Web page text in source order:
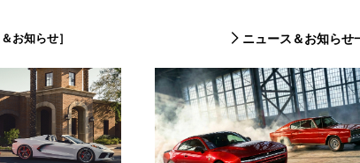
お知らせ］ ニュース＆お知らせ